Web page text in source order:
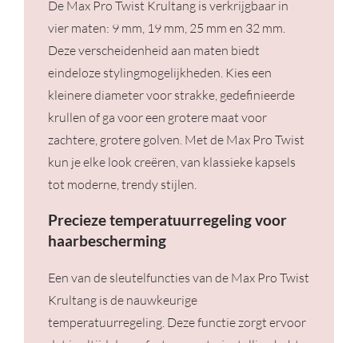
De Max Pro Twist Krultang is verkrijgbaar in
vier maten: 9 mm, 19 mm, 25 mm en 32 mm.
Deze verscheidenheid aan maten biedt
eindeloze stylingmogelijkheden. Kies een
kleinere diameter voor strakke, gedefinieerde
krullen of ga voor een grotere maat voor
zachtere, grotere golven. Met de Max Pro Twist
kun je elke look creëren, van klassieke kapsels
tot moderne, trendy stijlen.
Precieze temperatuurregeling voor
haarbescherming
Een van de sleutelfuncties van de Max Pro Twist
Krultang is de nauwkeurige
temperatuurregeling. Deze functie zorgt ervoor